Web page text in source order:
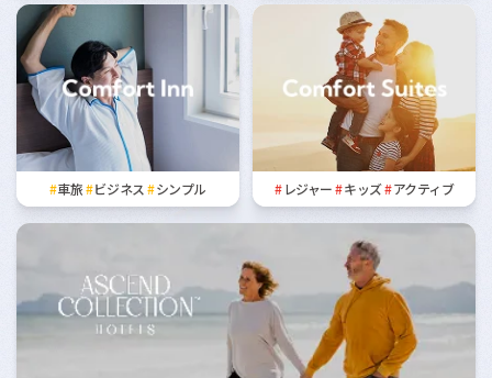
Comfort Inn
車旅 ビジネス シンプル
Comfort SUITES
レジャー キッズ アクティブ
Ascend Collection™